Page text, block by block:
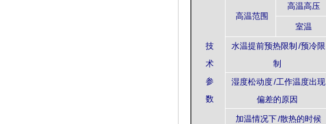
技
术
参
数
高温范围
高温高压
室温
水温提前预热限制 /预冷限
制
湿度松动度 /工作温度出现
偏差的原因
加温情况下 /散热的时候